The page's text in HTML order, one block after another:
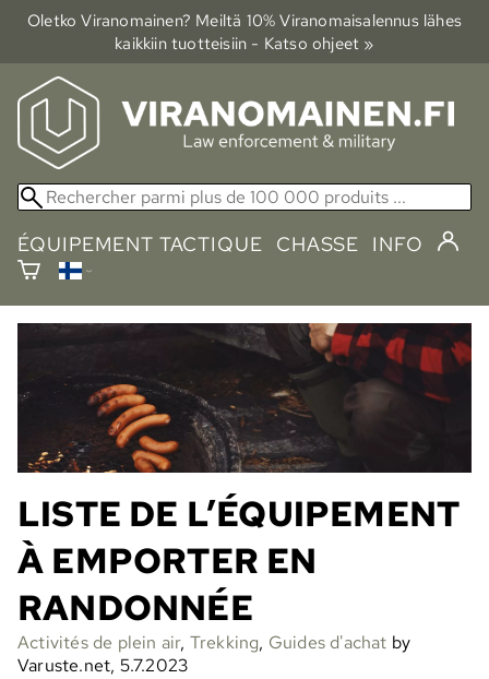
Oletko Viranomainen? Meiltä 10% Viranomais­alennus lähes
kaikkiin tuotteisiin - Katso ohjeet »
ÉQUIPEMENT TACTIQUE CHASSE INFO
LISTE DE L’ÉQUIPEMENT
À EMPORTER EN
RANDONNÉE
Activités de plein air, Trekking, Guides d'achat by
Varuste.net, 5.7.2023